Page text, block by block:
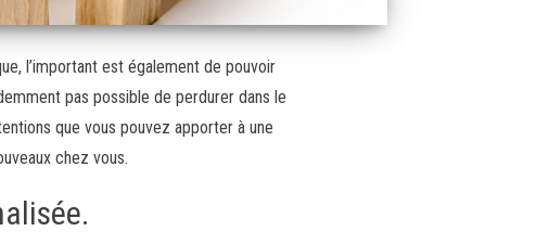
l’important est également de pouvoir
pas possible de perdurer dans le
que vous pouvez apporter à une
chez vous.